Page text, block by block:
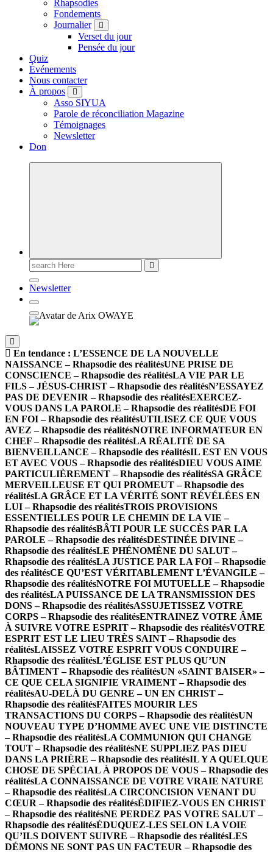
Rhapsodies
Fondements
Journalier
Verset du jour
Pensée du jour
Quiz
Événements
Nous contacter
À propos
Asso SIYUA
Parole de réconciliation Magazine
Témoignages
Newsletter
Don
Newsletter
En tendance : L’ESSENCE DE LA NOUVELLE
NAISSANCE – Rhapsodie des réalitésUNE PRISE DE
CONSCIENCE – Rhapsodie des réalitésLA VIE PAR LE
FILS – JÉSUS-CHRIST – Rhapsodie des réalitésN’ESSAYEZ
PAS DE DEVENIR – Rhapsodie des réalitésEXERCEZ-
VOUS DANS LA PAROLE – Rhapsodie des réalitésDE FOI
EN FOI – Rhapsodie des réalitésUTILISEZ CE QUE VOUS
AVEZ – Rhapsodie des réalitésNOTRE INFORMATEUR EN
CHEF – Rhapsodie des réalitésLA RÉALITÉ DE SA
BIENVEILLANCE – Rhapsodie des réalitésIL EST EN VOUS
ET AVEC VOUS – Rhapsodie des réalitésDIEU VOUS AIME
PARTICULIÈREMENT – Rhapsodie des réalitésSA GRÂCE
MERVEILLEUSE ET QUI PROMEUT – Rhapsodie des
réalitésLA GRÂCE ET LA VÉRITÉ SONT RÉVÉLÉES EN
LUI – Rhapsodie des réalitésTROIS PROVISIONS
ESSENTIELLES POUR LE CHEMIN DE LA VIE –
Rhapsodie des réalitésBÂTI POUR LE SUCCÈS PAR LA
PAROLE – Rhapsodie des réalitésDESTINÉE DIVINE –
Rhapsodie des réalitésLE PHÉNOMÈNE DU SALUT –
Rhapsodie des réalitésLA JUSTICE PAR LA FOI – Rhapsodie
des réalitésCE QU’EST VÉRITABLEMENT L’ÉVANGILE –
Rhapsodie des réalitésNOTRE FOI MUTUELLE – Rhapsodie
des réalitésLA PUISSANCE DE LA TRANSMISSION DES
DONS – Rhapsodie des réalitésASSUJETISSEZ VOTRE
CORPS – Rhapsodie des réalitésENTRAINEZ VOTRE ÂME
À SUIVRE VOTRE ESPRIT – Rhapsodie des réalitésVOTRE
ESPRIT EST LE LIEU TRÈS SAINT – Rhapsodie des
réalitésLAISSEZ VOTRE ESPRIT VOUS CONDUIRE –
Rhapsodie des réalitésL’ÉGLISE EST PLUS QU’UN
BÂTIMENT – Rhapsodie des réalitésUN «SAINT BAISER» –
CE QUE CELA SIGNIFIE VRAIMENT – Rhapsodie des
réalitésAU-DELÀ DU GENRE – UN EN CHRIST –
Rhapsodie des réalitésFAITES MOURIR LES
TRANSACTIONS DU CORPS – Rhapsodie des réalitésUN
NOUVEAU TYPE D’HOMME AVEC UNE VIE DISTINCTE
– Rhapsodie des réalitésLA COMMUNION QUI CHANGE
TOUT – Rhapsodie des réalitésNE SUPPLIEZ PAS DIEU
DANS LA PRIÈRE – Rhapsodie des réalitésIL Y A QUELQUE
CHOSE DE SPÉCIAL À PROPOS DE VOUS – Rhapsodie des
réalitésLA CONNAISSANCE DE VOTRE VRAIE NATURE
– Rhapsodie des réalitésLA CIRCONCISION VENANT DU
CŒUR – Rhapsodie des réalitésÉDIFIEZ-VOUS EN CHRIST
– Rhapsodie des réalitésNE PERDEZ PAS VOTRE SALUT –
Rhapsodie des réalitésÉDUQUEZ-LES SELON LA VOIE
QU’ILS DOIVENT SUIVRE – Rhapsodie des réalitésLES
DÉMONS NE SONT PAS UN FACTEUR – Rhapsodie des